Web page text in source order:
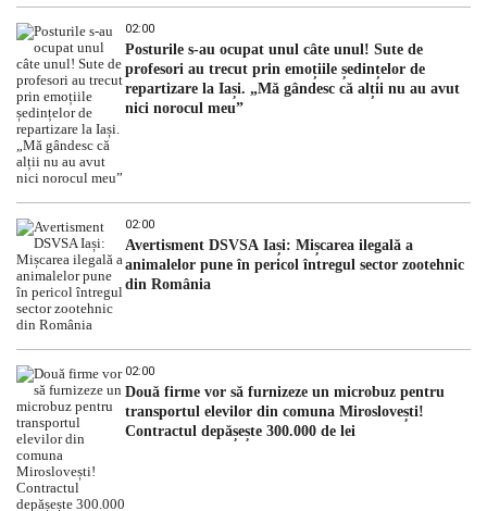
02:00
Posturile s-au ocupat unul câte unul! Sute de
profesori au trecut prin emoțiile ședințelor de
repartizare la Iași. „Mă gândesc că alții nu au avut
nici norocul meu”
02:00
Avertisment DSVSA Iași: Mișcarea ilegală a
animalelor pune în pericol întregul sector zootehnic
din România
02:00
Două firme vor să furnizeze un microbuz pentru
transportul elevilor din comuna Miroslovești!
Contractul depășește 300.000 de lei